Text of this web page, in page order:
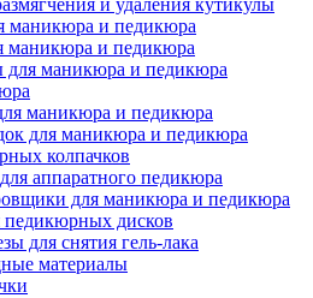
и удаления кутикулы
маникюра и педикюра
маникюра и педикюра
для маникюра и педикюра
маникюра и педикюра
для маникюра и педикюра
колпачков
аппаратного педикюра
для маникюра и педикюра
дисков
для снятия гель-лака
материалы